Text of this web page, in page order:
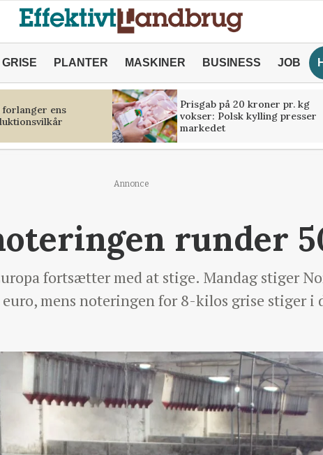
GRISE PLANTER MASKINER BUSINESS JOB
ens
Prisgab på 20 kroner pr. kg
vokser: Polsk kylling presser
markedet
Annonce
runder
fortsætter med at stige. Mandag stiger
mens noteringen for 8-kilos grise stiger i